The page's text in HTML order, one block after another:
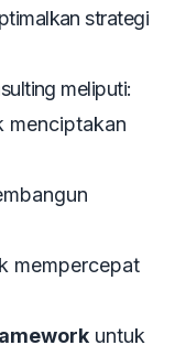
strategi
meliputi:
menciptakan
mempercepat
untuk